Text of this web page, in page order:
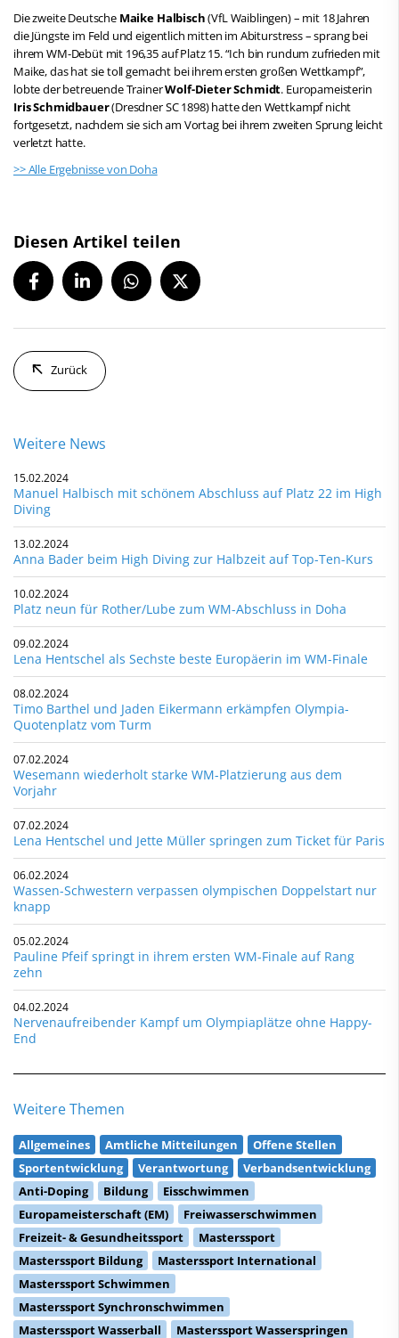
Die zweite Deutsche Maike Halbisch(VfL Waiblingen) – mit 18 Jahren
die Jüngste im Feld und eigentlich mitten im Abiturstress – sprang bei
ihrem WM-Debüt mit 196,35 auf Platz 15. “Ich bin rundum zufrieden mit
Maike, das hat sie toll gemacht bei ihrem ersten großen Wettkampf”,
lobte der betreuende TrainerWolf-Dieter Schmidt. Europameisterin
Iris Schmidbauer(Dresdner SC 1898) hatte den Wettkampf nicht
fortgesetzt, nachdem sie sich am Vortag bei ihrem zweiten Sprung leicht
verletzt hatte.
>> Alle Ergebnisse von Doha
Diesen Artikel teilen
Zurück
Weitere News
15.02.2024
Manuel Halbisch mit schönem Abschluss auf Platz 22 im High
Diving
13.02.2024
Anna Bader beim High Diving zur Halbzeit auf Top-Ten-Kurs
10.02.2024
Platz neun für Rother/Lube zum WM-Abschluss in Doha
09.02.2024
Lena Hentschel als Sechste beste Europäerin im WM-Finale
08.02.2024
Timo Barthel und Jaden Eikermann erkämpfen Olympia-
Quotenplatz vom Turm
07.02.2024
Wesemann wiederholt starke WM-Platzierung aus dem
Vorjahr
07.02.2024
Lena Hentschel und Jette Müller springen zum Ticket für Paris
06.02.2024
Wassen-Schwestern verpassen olympischen Doppelstart nur
knapp
05.02.2024
Pauline Pfeif springt in ihrem ersten WM-Finale auf Rang
zehn
04.02.2024
Nervenaufreibender Kampf um Olympiaplätze ohne Happy-
End
Weitere Themen
Allgemeines Amtliche Mitteilungen
Offene Stellen
Sportentwicklung
Verantwortung
Verbandsentwicklung
Anti-Doping
Bildung
Eisschwimmen
Europameisterschaft (EM)
Freiwasserschwimmen
Freizeit- & Gesundheitssport
Masterssport
Masterssport Bildung
Masterssport International
Masterssport Schwimmen
Masterssport Synchronschwimmen
Masterssport Wasserball
Masterssport Wasserspringen